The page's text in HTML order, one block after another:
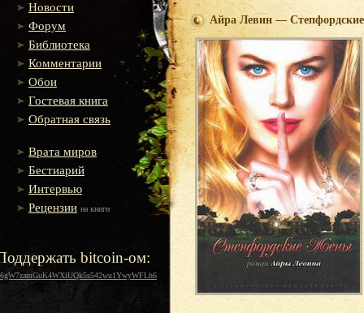
Новости
Форум
Библиотека
Комментарии
Обои
Гостевая книга
Обратная связь
Врата миров
Бестиарий
Интервью
Рецензии на книги
bitcoin-ом:
Айра Левин —